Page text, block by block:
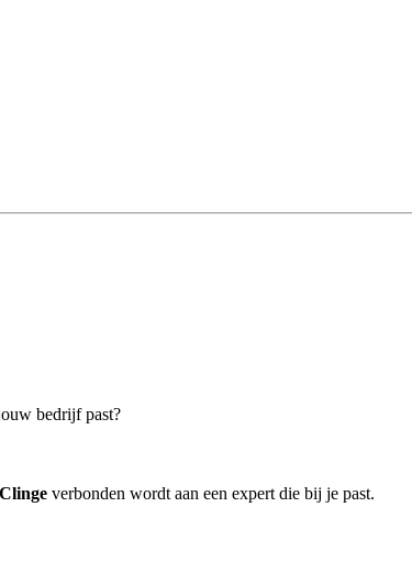
bedrijf past?
verbonden wordt aan een expert die bij je past.